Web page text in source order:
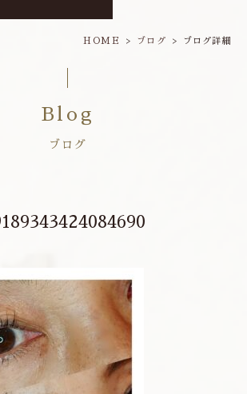
HOME ブログ ブログ詳細
Blog
ブログ